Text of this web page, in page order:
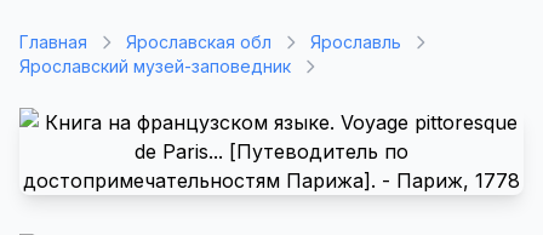
Главная Ярославская обл
Ярославль
Ярославский музей-заповедник